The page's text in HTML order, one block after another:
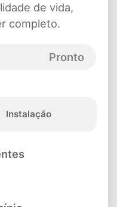
de vida,
completo.
Pronto
Instalação